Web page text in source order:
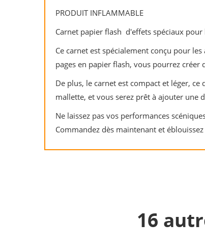
PRODUIT INFLAMMABLE
Carnet papier flash d'effets spéciaux pour
Ce carnet est spécialement conçu pour
pages en papier flash, vous pourrez
De plus, le carnet est compact et léger,
mallette, et vous serez prêt à ajouter une
Ne laissez pas vos performances
Commandez dès maintenant et
16